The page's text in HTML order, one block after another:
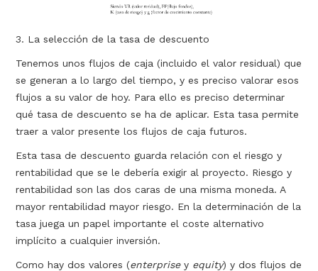
3. La selección de la tasa de descuento
Tenemos unos flujos de caja (incluido el valor residual) que
se generan a lo largo del tiempo, y es preciso valorar esos
flujos a su valor de hoy. Para ello es preciso determinar
qué tasa de descuento se ha de aplicar. Esta tasa permite
traer a valor presente los flujos de caja futuros.
Esta tasa de descuento guarda relación con el riesgo y
rentabilidad que se le debería exigir al proyecto. Riesgo y
rentabilidad son las dos caras de una misma moneda. A
mayor rentabilidad mayor riesgo. En la determinación de la
tasa juega un papel importante el coste alternativo
implícito a cualquier inversión.
Como hay dos valores (enterprisey equity) y dos flujos de